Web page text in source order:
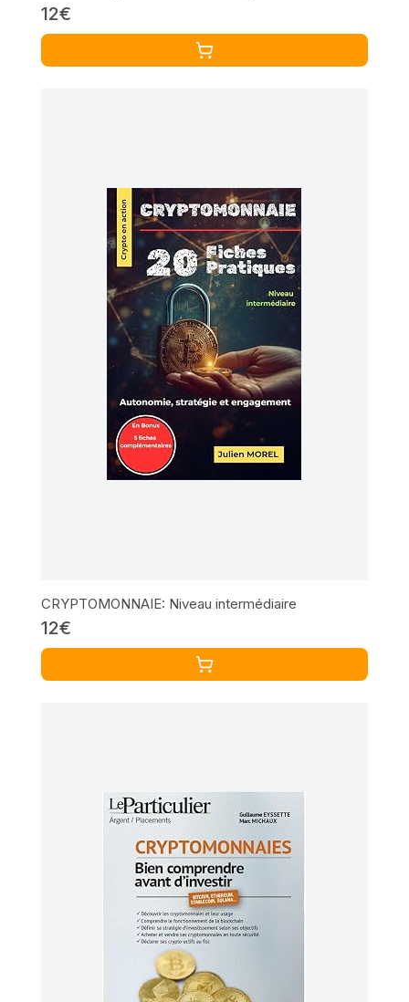
12€
CRYPTOMONNAIE: Niveau intermédiaire
12€